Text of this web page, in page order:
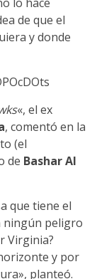
de que el
y donde
«, el ex
, comentó en la
(el
de Bashar Al
que tiene el
ningún peligro
Virginia?
y por
planteó.